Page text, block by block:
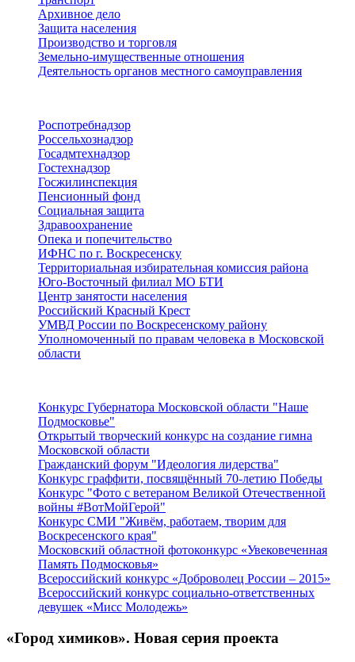
Архивное дело
Защита населения
Производство и торговля
Земельно-имущественные отношения
Деятельность органов местного самоуправления
Роспотребнадзор
Россельхознадзор
Госадмтехнадзор
Гостехнадзор
Госжилинспекция
Пенсионный фонд
Социальная защита
Здравоохранение
Опека и попечительство
ИФНС по г. Воскресенску
Территориальная избирательная комиссия района
Юго-Восточный филиал МО БТИ
Центр занятости населения
Российский Красный Крест
УМВД России по Воскресенскому району
Уполномоченный по правам человека в Московской
области
Конкурс Губернатора Московской области "Наше
Подмосковье"
Открытый творческий конкурс на создание гимна
Московской области
Гражданский форум "Идеология лидерства"
Конкурс граффити, посвящённый 70-летию Победы
Конкурс "Фото с ветераном Великой Отечественной
войны #ВотМойГерой"
Конкурс СМИ "Живём, работаем, творим для
Воскресенского края"
Московский областной фотоконкурс «Увековеченная
Память Подмосковья»
Всероссийский конкурс «Доброволец России – 2015»
Всероссийский конкурс социально-ответственных
девушек «Мисс Молодежь»
«Город химиков». Новая серия проекта